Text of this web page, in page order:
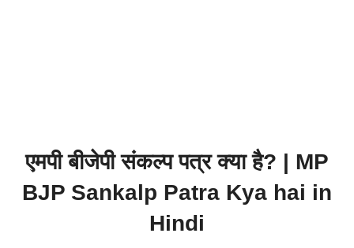
एमपी बीजेपी संकल्प पत्र क्या है? | MP
BJP Sankalp Patra Kya hai in
Hindi